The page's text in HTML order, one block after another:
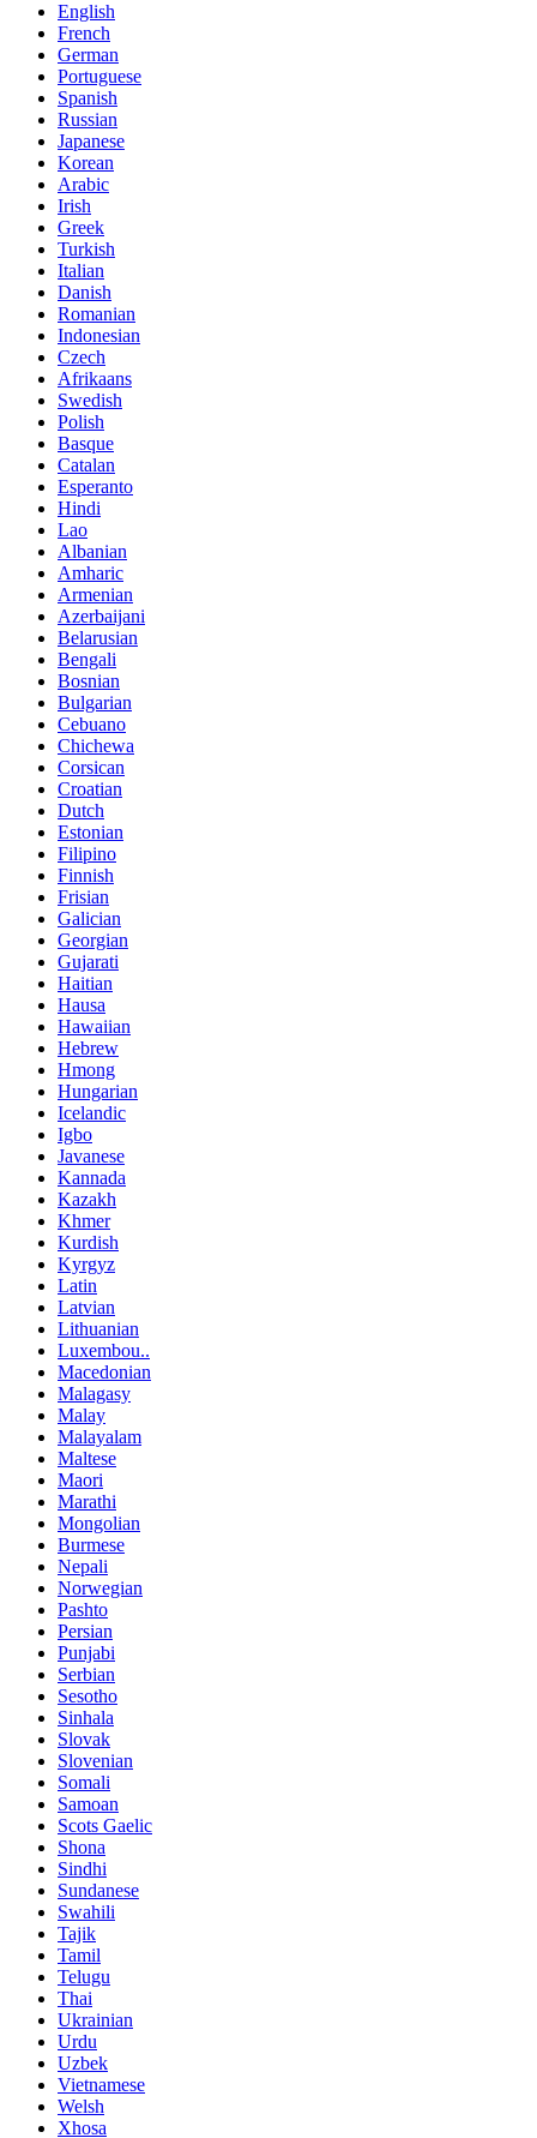
English
French
German
Portuguese
Spanish
Russian
Japanese
Korean
Arabic
Irish
Greek
Turkish
Italian
Danish
Romanian
Indonesian
Czech
Afrikaans
Swedish
Polish
Basque
Catalan
Esperanto
Hindi
Lao
Albanian
Amharic
Armenian
Azerbaijani
Belarusian
Bengali
Bosnian
Bulgarian
Cebuano
Chichewa
Corsican
Croatian
Dutch
Estonian
Filipino
Finnish
Frisian
Galician
Georgian
Gujarati
Haitian
Hausa
Hawaiian
Hebrew
Hmong
Hungarian
Icelandic
Igbo
Javanese
Kannada
Kazakh
Khmer
Kurdish
Kyrgyz
Latin
Latvian
Lithuanian
Luxembou..
Macedonian
Malagasy
Malay
Malayalam
Maltese
Maori
Marathi
Mongolian
Burmese
Nepali
Norwegian
Pashto
Persian
Punjabi
Serbian
Sesotho
Sinhala
Slovak
Slovenian
Somali
Samoan
Scots Gaelic
Shona
Sindhi
Sundanese
Swahili
Tajik
Tamil
Telugu
Thai
Ukrainian
Urdu
Uzbek
Vietnamese
Welsh
Xhosa